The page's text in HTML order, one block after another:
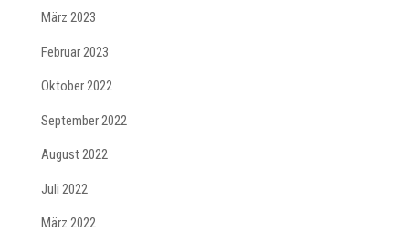
März 2023
Februar 2023
Oktober 2022
September 2022
August 2022
Juli 2022
März 2022